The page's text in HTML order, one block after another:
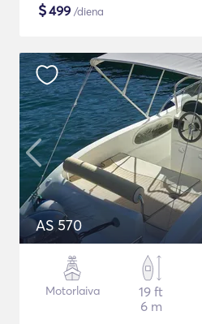
$499 /diena
AS 570
Motorlaiva
19 ft
6 m